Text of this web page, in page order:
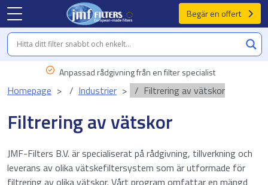
Begär en offert
Anpassad rådgivning från en filter specialist
Homepage Industrier Filtrering av vätskor
Filtrering av vätskor
JMF-Filters B.V. är specialiserat på rådgivning, tillverkning och
leverans av olika vätskefiltersystem som är utformade för
filtrering av olika vätskor. Vårt program omfattar en mängd